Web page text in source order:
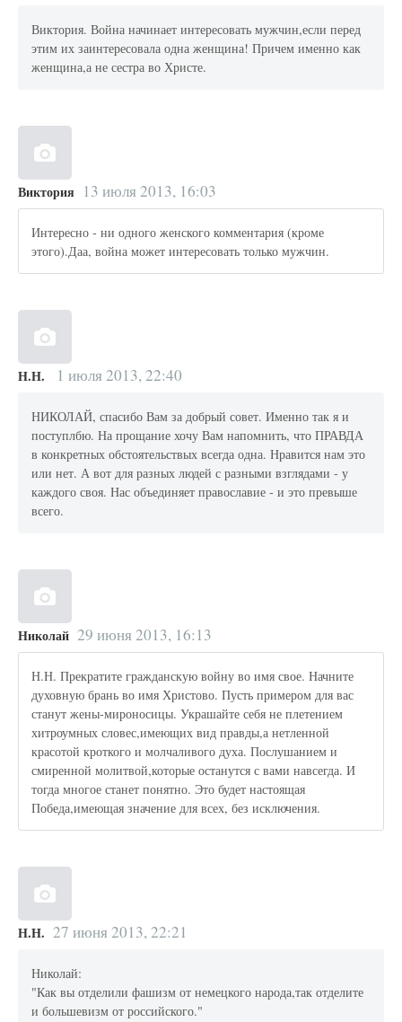
Виктория. Война начинает интересовать мужчин,если перед
этим их заинтересовала одна женщина! Причем именно как
женщина,а не сестра во Христе.
Виктория 13 июля 2013, 16:03
Интересно - ни одного женского комментария (кроме
этого).Даа, война может интересовать только мужчин.
Н.Н. 1 июля 2013, 22:40
НИКОЛАЙ, спасибо Вам за добрый совет. Именно так я и
поступлбю. На прощание хочу Вам напомнить, что ПРАВДА
в конкретных обстоятельствых всегда одна. Нравится нам это
или нет. А вот для разных людей с разными взглядами - у
каждого своя. Нас объединяет православие - и это превыше
всего.
Николай 29 июня 2013, 16:13
Н.Н. Прекратите гражданскую войну во имя свое. Начните
духовную брань во имя Христово. Пусть примером для вас
станут жены-мироносицы. Украшайте себя не плетением
хитроумных словес,имеющих вид правды,а нетленной
красотой кроткого и молчаливого духа. Послушанием и
смиренной молитвой,которые останутся с вами навсегда. И
тогда многое станет понятно. Это будет настоящая
Победа,имеющая значение для всех, без исключения.
Н.Н. 27 июня 2013, 22:21
Николай:
"Как вы отделили фашизм от немецкого народа,так отделите
и большевизм от российского."